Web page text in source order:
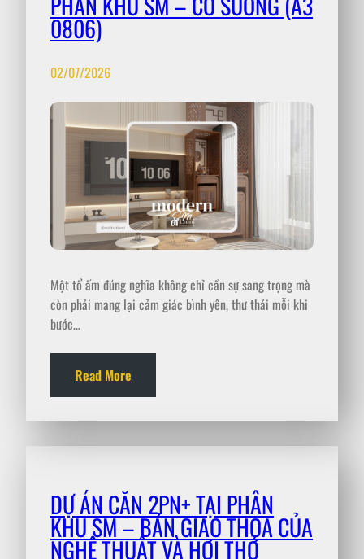
0806)
02/07/2026
Một tổ ấm đúng nghĩa không chỉ cần sự sang trọng mà
còn phải mang lại cảm giác bình yên, thư thái mỗi khi
bước…
Read More
DỰ ÁN CĂN 2PN+ TẠI PHÂN
KHU SM – BẢN GIAO THOA CỦA
NGHỆ THUẬT VÀ HƠI THỞ